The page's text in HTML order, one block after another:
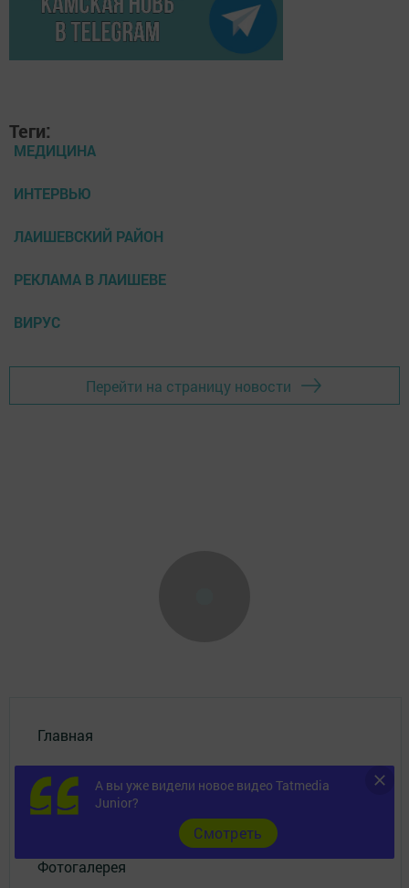
Теги:
МЕДИЦИНА
ИНТЕРВЬЮ
ЛАИШЕВСКИЙ РАЙОН
РЕКЛАМА В ЛАИШЕВЕ
ВИРУС
Перейти на страницу новости
Главная
Объявления
Фотогалерея
А вы уже видели новое видео Tatmedia
Junior?
Cмотреть